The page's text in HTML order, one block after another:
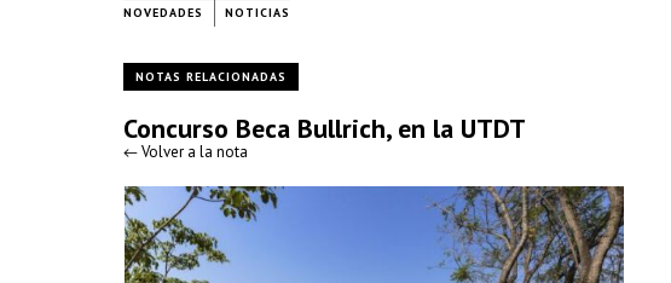
NOVEDADES NOTICIAS
NOTAS RELACIONADAS
Concurso Beca Bullrich, en la UTDT
← Volver a la nota